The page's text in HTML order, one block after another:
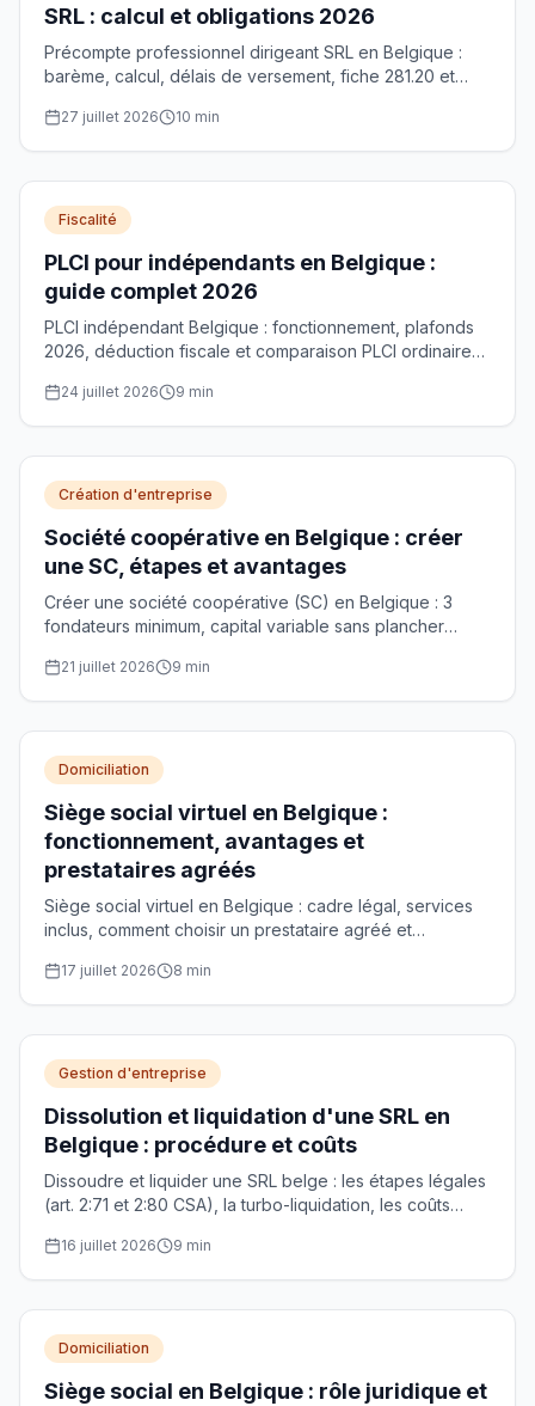
SRL : calcul et obligations 2026
Précompte professionnel dirigeant SRL en Belgique :
barème, calcul, délais de versement, fiche 281.20 et
27 juillet 2026 10 min
Fiscalité
PLCI pour indépendants en Belgique :
guide complet 2026
PLCI indépendant Belgique : fonctionnement, plafonds
2026, déduction fiscale et comparaison PLCI ordinaire
24 juillet 2026 9 min
Création d'entreprise
Société coopérative en Belgique : créer
une SC, étapes et avantages
Créer une société coopérative (SC) en Belgique : 3
fondateurs minimum, capital variable sans plancher
pratique.
21 juillet 2026 9 min
Domiciliation
Siège social virtuel en Belgique :
fonctionnement, avantages et
prestataires agréés
Siège social virtuel en Belgique : cadre légal, services
inclus, comment choisir un prestataire agréé et
17 juillet 2026 8 min
Gestion d'entreprise
Dissolution et liquidation d'une SRL en
Belgique : procédure et coûts
Dissoudre et liquider une SRL belge : les étapes légales
(art. 2:71 et 2:80 CSA), la turbo-liquidation, les coûts
boni.16 juillet 2026 9 min
Domiciliation
Siège social en Belgique : rôle juridique et